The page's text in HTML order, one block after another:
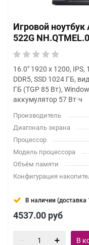
Игровой
522G
16.0" 1920 x 1200, IPS,
DDR5, SSD 1024 ГБ,
ГБ (TGP 85 Вт),
аккумулятор 57 Вт·ч
Производитель
Диагональ экрана
Процессор
Модель процессора
Объём памяти
Конфигурация
В наличии (доставка
4537.00 руб
В